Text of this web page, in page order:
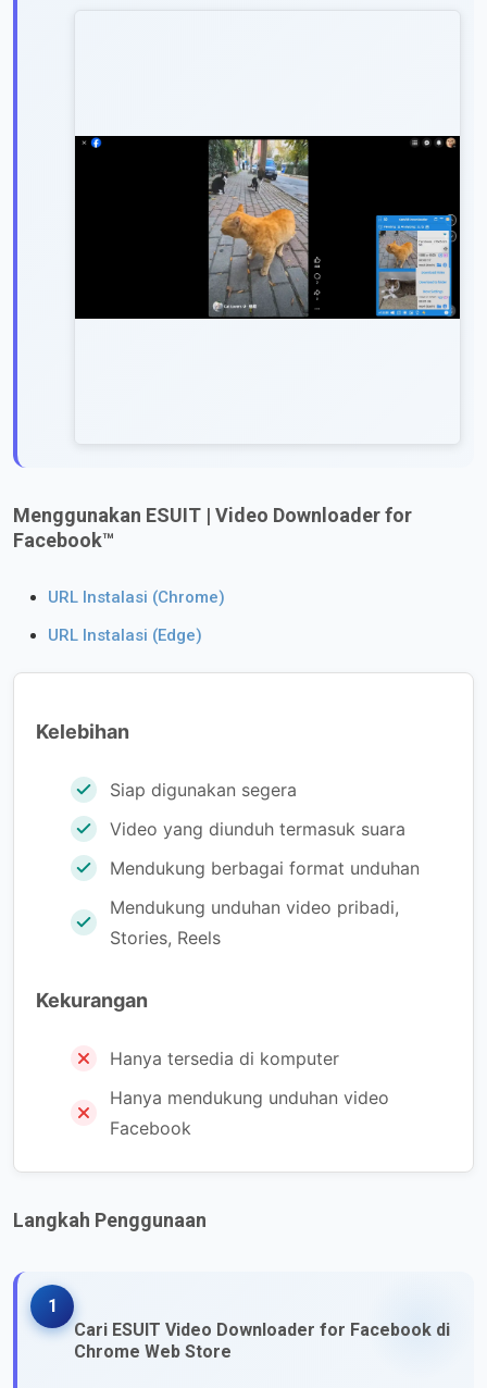
Menggunakan ESUIT | Video Downloader for
Facebook™
URL Instalasi (Chrome)
URL Instalasi (Edge)
Kelebihan
Siap digunakan segera
Video yang diunduh termasuk suara
Mendukung berbagai format unduhan
Mendukung unduhan video pribadi,
Stories, Reels
Kekurangan
Hanya tersedia di komputer
Hanya mendukung unduhan video
Facebook
Langkah Penggunaan
1
Cari ESUIT Video Downloader for Facebook di
Chrome Web Store